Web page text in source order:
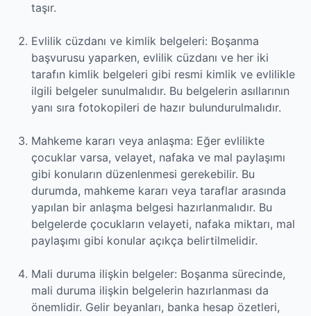
taşır.
Evlilik cüzdanı ve kimlik belgeleri: Boşanma
başvurusu yaparken, evlilik cüzdanı ve her iki
tarafın kimlik belgeleri gibi resmi kimlik ve evlilikle
ilgili belgeler sunulmalıdır. Bu belgelerin asıllarının
yanı sıra fotokopileri de hazır bulundurulmalıdır.
Mahkeme kararı veya anlaşma: Eğer evlilikte
çocuklar varsa, velayet, nafaka ve mal paylaşımı
gibi konuların düzenlenmesi gerekebilir. Bu
durumda, mahkeme kararı veya taraflar arasında
yapılan bir anlaşma belgesi hazırlanmalıdır. Bu
belgelerde çocukların velayeti, nafaka miktarı, mal
paylaşımı gibi konular açıkça belirtilmelidir.
Mali duruma ilişkin belgeler: Boşanma sürecinde,
mali duruma ilişkin belgelerin hazırlanması da
önemlidir. Gelir beyanları, banka hesap özetleri,